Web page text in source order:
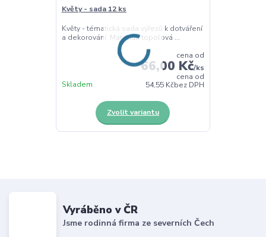
Květy - sada 12 ks
Květy - tématická sada výřezů k dotváření
a dekorování. Materiál: topolová ...
cena od
66,00 Kč/ks
cena od
54,55 Kčbez DPH
Skladem
Zvolit variantu
Vyráběno v ČR
Jsme rodinná firma ze severních Čech